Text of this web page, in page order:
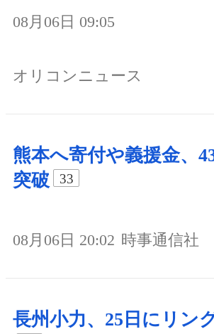
08月06日 09:05
オリコンニュース
熊本へ寄付や義援金、
突破
33
08月06日 20:02 時事通信社
長州小力、25日にリン